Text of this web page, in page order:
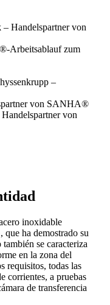
inoxidable
que ha demostrado su
se caracteriza
en la zona del
requisitos, todas las
corrientes, a pruebas
de transferencia